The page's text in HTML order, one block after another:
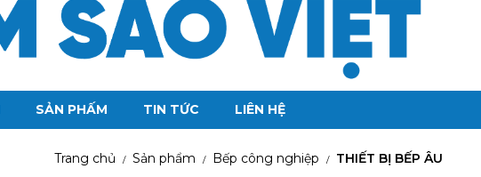
SẢN PHẤM TIN TỨC LIÊN HỆ
Trang chủ / Sản phẩm / Bếp công nghiệp / THIẾT BỊ BẾP ÂU